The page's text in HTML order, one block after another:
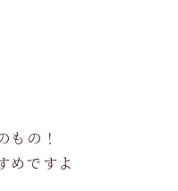
もの！
めですよ